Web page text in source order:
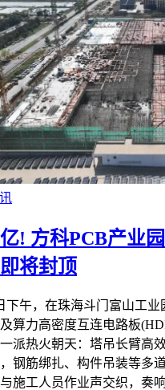
! 方科PCB产业
将封顶
下午，在珠海斗门富山工业
算力高密度互连电路板
派热火朝天：塔吊长臂高
钢筋绑扎、构件吊装等多
施工人员作业声交织，奏